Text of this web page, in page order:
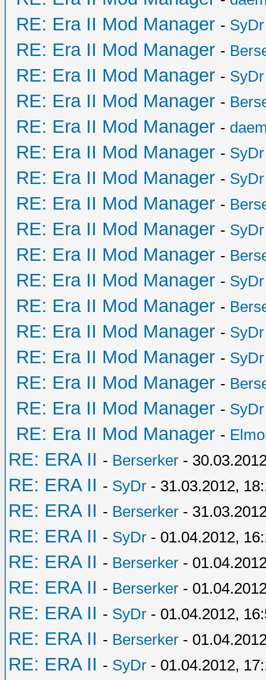
RE: Era II Mod Manager - SyDr
RE: Era II Mod Manager -
RE: Era II Mod Manager - SyDr
RE: Era II Mod Manager -
RE: Era II Mod Manager -
RE: Era II Mod Manager - SyDr
RE: Era II Mod Manager - SyDr
RE: Era II Mod Manager -
RE: Era II Mod Manager - SyDr
RE: Era II Mod Manager -
RE: Era II Mod Manager - SyDr
RE: Era II Mod Manager -
RE: Era II Mod Manager - SyDr
RE: Era II Mod Manager - SyDr
RE: Era II Mod Manager -
RE: Era II Mod Manager - SyDr
RE: Era II Mod Manager -
RE: ERA II - Berserker -
RE: ERA II - SyDr - 31.03.2012,
RE: ERA II - Berserker -
RE: ERA II - SyDr - 01.04.2012,
RE: ERA II - Berserker -
RE: ERA II - Berserker -
RE: ERA II - SyDr - 01.04.2012,
RE: ERA II - Berserker -
RE: ERA II - SyDr - 01.04.2012,